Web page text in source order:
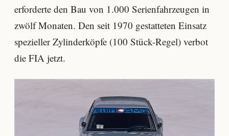
erforderte den Bau von 1.000 Serienfahrzeugen in
zwölf Monaten. Den seit 1970 gestatteten Einsatz
spezieller Zylinderköpfe (100 Stück-Regel) verbot
die FIA jetzt.